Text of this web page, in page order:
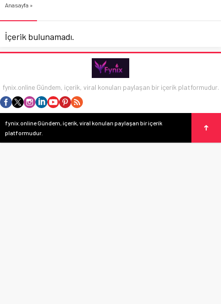
Anasayfa »
İçerik bulunamadı.
fynix.online Gündem, içerik, viral konuları paylaşan bir içerik platformudur.
fynix.online Gündem, içerik, viral konuları paylaşan bir içerik
platformudur.